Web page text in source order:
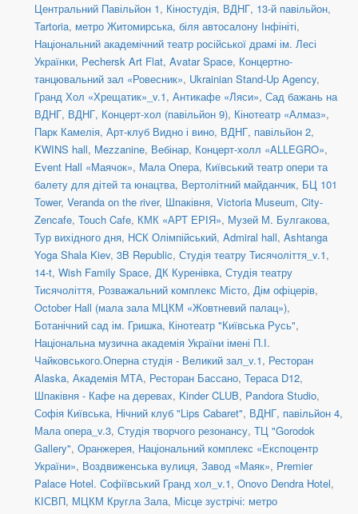
Центральний Павільйон 1, Кіностудія, ВДНГ, 13-й павільйон,
Tartoria, метро Житомирська, біля автосалону Інфініті,
Національний академічний театр російської драмі ім. Лесі
Українки, Pechersk Art Flat, Avatar Space, Концертно-
танцювальний зал «Ровесник», Ukrainian Stand-Up Agency,
Гранд Хол «Хрещатик»_v.1, Антикафе «Ляси», Сад бажань на
ВДНГ, ВДНГ, Концерт-хол (павільйон 9), Кінотеатр «Алмаз»,
Парк Камелія, Арт-клуб Видно і вино, ВДНГ, павільйон 2,
KWINS hall, Mezzanine, Вебінар, Концерт-холл «ALLEGRO»,
Event Hall «Маячок», Мала Опера, Київський театр опери та
балету для дітей та юнацтва, Вертолітний майданчик, БЦ 101
Tower, Veranda on the river, Шпаківня, Victoria Museum, City-
Zencafe, Touch Cafe, КМК «АРТ ЕРІЯ», Музей М. Булгакова,
Тур вихідного дня, НСК Олімпійський, Admiral hall, Ashtanga
Yoga Shala Kiev, 3B Republic, Студія театру Тисячоліття_v.1,
14-t, Wish Family Space, ДК Куренівка, Студія театру
Тисячоліття, Розважальний комплекс Місто, Дім офіцерів,
October Hall (мала зала МЦКМ «Жовтневий палац»),
Ботанічний сад ім. Гришка, Кінотеатр "Київська Русь",
Національна музична академія України імені П.І.
Чайковського.Оперна студія - Великий зал_v.1, Ресторан
Alaska, Академія МТА, Ресторан Бассано, Тераса D12,
Шпаківня - Кафе на деревах, Kinder CLUB, Pandora Studio,
Софія Київська, Нічний клуб "Lips Cabaret", ВДНГ, павільйон 4,
Мала опера_v.3, Студія творчого резонансу, ТЦ "Gorodok
Gallery", Оранжерея, Національний комплекс «Експоцентр
України», Воздвиженська вулиця, Завод «Маяк», Premier
Palace Hotel. Софіївський Гранд хол_v.1, Onovo Dendra Hotel,
КІСВП, МЦКМ Кругла Зала, Місце зустрічі: метро